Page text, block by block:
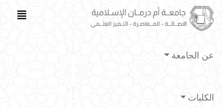
عن الجامعة
الكليات